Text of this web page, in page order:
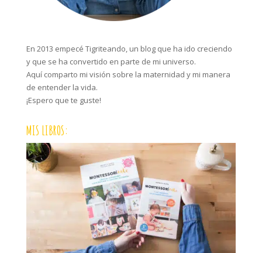
En 2013 empecé Tigriteando, un blog que ha ido creciendo
y que se ha convertido en parte de mi universo.
Aquí comparto mi visión sobre la maternidad y mi manera
de entender la vida.
¡Espero que te guste!
MIS LIBROS: